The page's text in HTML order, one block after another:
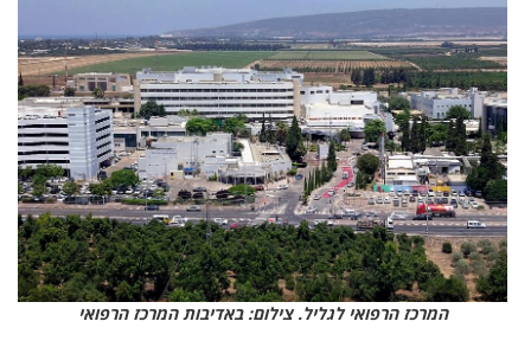
המרכז הרפואי לגליל. צילום: באדיבות המרכז הרפואי